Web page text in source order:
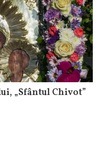
„Sfântul Chivot”